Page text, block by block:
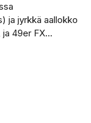
ja jyrkkä aallokko
49er FX...